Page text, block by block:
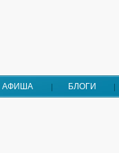
АФИША БЛОГИ